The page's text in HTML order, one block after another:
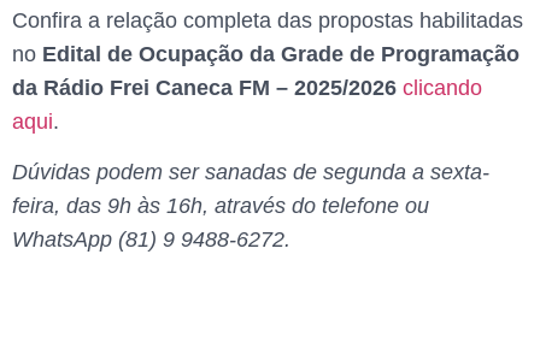
Confira a relação completa das propostas habilitadas
no Edital de Ocupação da Grade de Programação
da Rádio Frei Caneca FM – 2025/2026 clicando
aqui.
Dúvidas podem ser sanadas de segunda a sexta-
feira, das 9h às 16h, através do telefone ou
WhatsApp (81) 9 9488-6272.